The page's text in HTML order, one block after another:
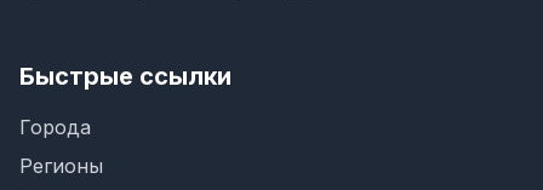
Быстрые ссылки
Города
Регионы